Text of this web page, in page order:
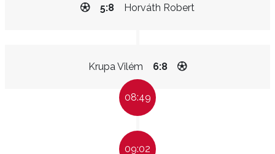
Horváth Robert
5:8
Krupa Vilém 6:8
08:49
09:02